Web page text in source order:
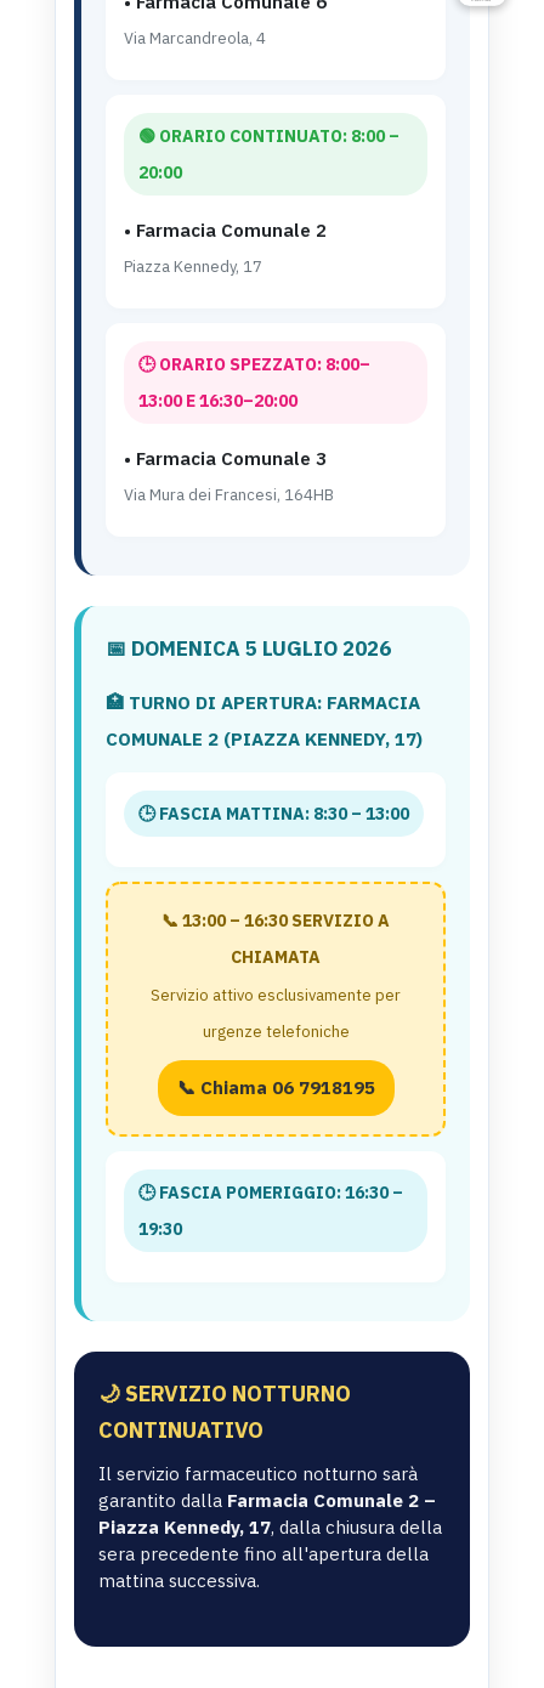
Via Marcandreola, 4
🟢 ORARIO CONTINUATO: 8:00 –
20:00
• Farmacia Comunale 2
Piazza Kennedy, 17
🕒 ORARIO SPEZZATO: 8:00–
13:00 E 16:30–20:00
• Farmacia Comunale 3
Via Mura dei Francesi, 164HB
📅 DOMENICA 5 LUGLIO 2026
🏥 TURNO DI APERTURA: FARMACIA
COMUNALE 2 (PIAZZA KENNEDY, 17)
🕒 FASCIA MATTINA: 8:30 – 13:00
📞 13:00 – 16:30 SERVIZIO A
CHIAMATA
Servizio attivo esclusivamente per
urgenze telefoniche
📞 Chiama 06 7918195
🕒 FASCIA POMERIGGIO: 16:30 –
19:30
🌙 SERVIZIO NOTTURNO
CONTINUATIVO
Il servizio farmaceutico notturno sarà
garantito dalla Farmacia Comunale 2 –
Piazza Kennedy, 17, dalla chiusura della
sera precedente fino all'apertura della
mattina successiva.